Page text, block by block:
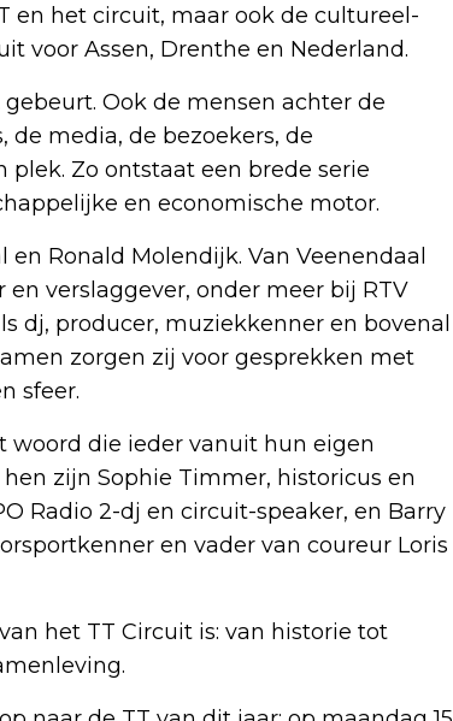
en het circuit, maar ook de cultureel-
voor Assen, Drenthe en Nederland.
Ook de mensen achter de
media, de bezoekers, de
Zo ontstaat een brede serie
en economische motor.
Ronald Molendijk. Van Veenendaal
verslaggever, onder meer bij RTV
dj, producer, muziekkenner en bovenal
zorgen zij voor gesprekken met
sfeer.
woord die ieder vanuit hun eigen
zijn Sophie Timmer, historicus en
Radio 2-dj en circuit-speaker, en Barry
en vader van coureur Loris
het TT Circuit is: van historie tot